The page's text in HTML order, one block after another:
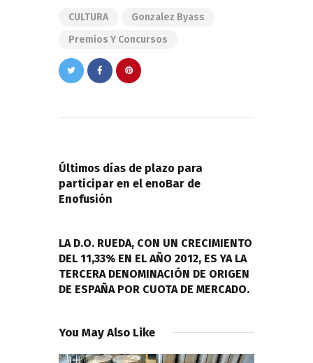
CULTURA
Gonzalez Byass
Premios Y Concursos
entradas
Últimos días de plazo para
participar en el enoBar de
Enofusión
LA D.O. RUEDA, CON UN CRECIMIENTO
DEL 11,33% EN EL AÑO 2012, ES YA LA
TERCERA DENOMINACIÓN DE ORIGEN
DE ESPAÑA POR CUOTA DE MERCADO.
You May Also Like